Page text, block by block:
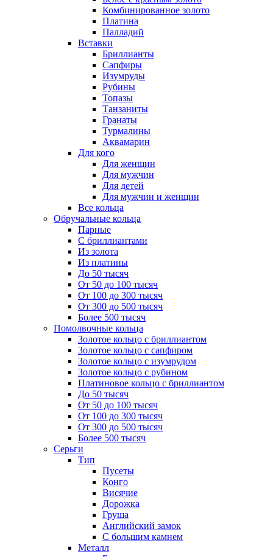
Комбинированное золото
Платина
Палладий
Вставки
Бриллианты
Сапфиры
Изумруды
Рубины
Топазы
Танзаниты
Гранаты
Турмалины
Аквамарин
Для кого
Для женщин
Для мужчин
Для детей
Для мужчин и женщин
Все кольца
Обручальные кольца
Парные
С бриллиантами
Из золота
Из платины
До 50 тысяч
От 50 до 100 тысяч
От 100 до 300 тысяч
От 300 до 500 тысяч
Более 500 тысяч
Помолвочные кольца
Золотое кольцо с бриллиантом
Золотое кольцо с сапфиром
Золотое кольцо с изумрудом
Золотое кольцо с рубином
Платиновое кольцо с бриллиантом
До 50 тысяч
От 50 до 100 тысяч
От 100 до 300 тысяч
От 300 до 500 тысяч
Более 500 тысяч
Серьги
Тип
Пусеты
Конго
Висячие
Дорожка
Груша
Английский замок
С большим камнем
Металл